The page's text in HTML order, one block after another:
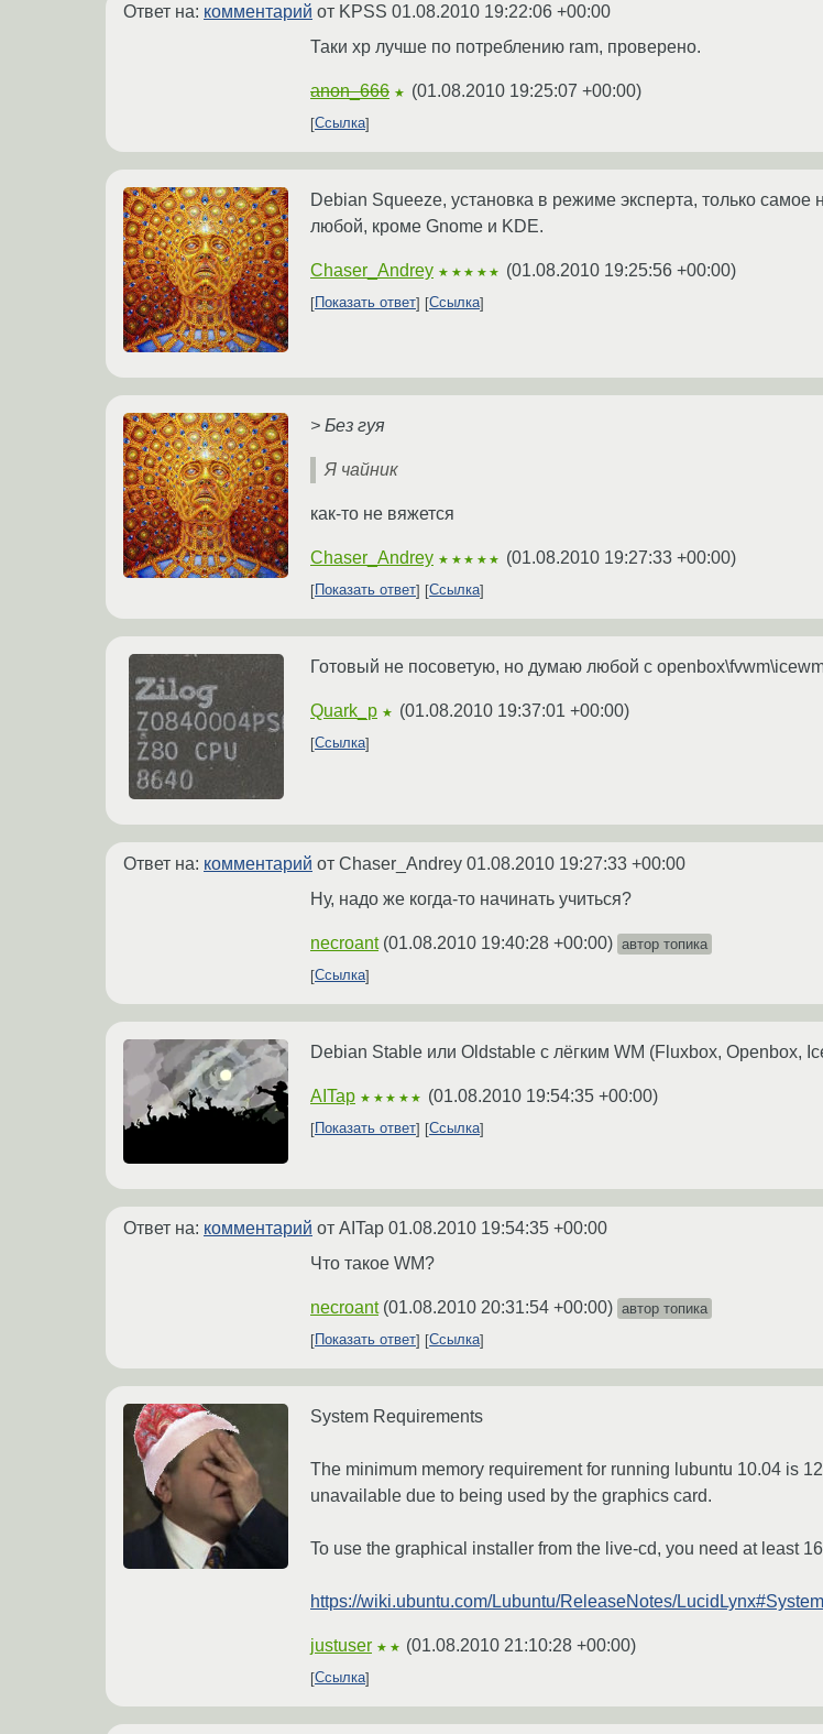
Ответ на: комментарий от KPSS 01.08.2010 19:22:06 +00:00
Таки xp лучше по потреблению ram, проверено.
anon_666 ★ (01.08.2010 19:25:07 +00:00)
Ссылка
Debian Squeeze, установка в режиме эксперта, только
любой, кроме Gnome и KDE.
Chaser_Andrey ★★★★★ (01.08.2010 19:25:56 +00:00)
Показать ответ Ссылка
> Без гуя
Я чайник
как-то не вяжется
Chaser_Andrey ★★★★★ (01.08.2010 19:27:33 +00:00)
Показать ответ Ссылка
Готовый не посоветую, но думаю любой с
Quark_p ★ (01.08.2010 19:37:01 +00:00)
Ссылка
Ответ на: комментарий от Chaser_Andrey 01.08.2010 19:27:33 +00:00
Ну, надо же когда-то начинать учиться?
necroant (01.08.2010 19:40:28 +00:00) автор топика
Ссылка
Debian Stable или Oldstable с лёгким WM (Fluxbox, Openbox,
AITap ★★★★★ (01.08.2010 19:54:35 +00:00)
Показать ответ Ссылка
Ответ на: комментарий от AITap 01.08.2010 19:54:35 +00:00
Что такое WM?
necroant (01.08.2010 20:31:54 +00:00) автор топика
Показать ответ
Ссылка
System Requirements
The minimum memory requirement for running lubuntu 10.04 is
unavailable due to being used by the graphics card.
To use the graphical installer from the live-cd, you need at least
https://wiki.ubuntu.com/Lubuntu/ReleaseNotes/
justuser ★★ (01.08.2010 21:10:28 +00:00)
Ссылка